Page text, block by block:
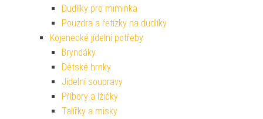
Dudlíky pro miminka
Pouzdra a řetízky na dudlíky
Kojenecké jídelní potřeby
Bryndáky
Dětské hrnky
Jídelní soupravy
Příbory a lžičky
Talířky a misky